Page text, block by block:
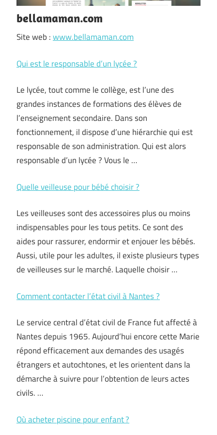
bellamaman.com
Site web :www.bellamaman.com
Qui est le responsable d’un lycée ?
Le lycée, tout comme le collège, est l’une des
grandes instances de formations des élèves de
l’enseignement secondaire. Dans son
fonctionnement, il dispose d’une hiérarchie qui est
responsable de son administration. Qui est alors
responsable d’un lycée ? Vous le …
Quelle veilleuse pour bébé choisir ?
Les veilleuses sont des accessoires plus ou moins
indispensables pour les tous petits. Ce sont des
aides pour rassurer, endormir et enjouer les bébés.
Aussi, utile pour les adultes, il existe plusieurs types
de veilleuses sur le marché. Laquelle choisir …
Comment contacter l’état civil à Nantes ?
Le service central d’état civil de France fut affecté à
Nantes depuis 1965. Aujourd’hui encore cette Marie
répond efficacement aux demandes des usagés
étrangers et autochtones, et les orientent dans la
démarche à suivre pour l’obtention de leurs actes
civils. …
Où acheter piscine pour enfant ?